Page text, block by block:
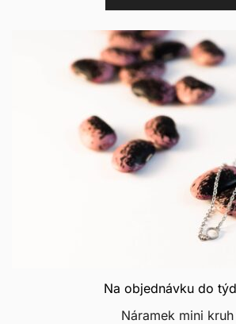
Na objednávku do
Náramek mini kruh